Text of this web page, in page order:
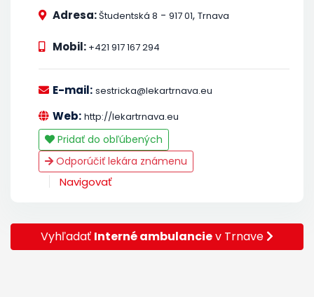
Adresa:Študentská 8 - 917 01, Trnava
Mobil: +421 917 167 294
E-mail: sestricka@lekartrnava.eu
Web: http://lekartrnava.eu
Pridať do obľúbených
Odporúčiť lekára známenu
Navigovať
Vyhľadať Interné ambulanciev Trnave